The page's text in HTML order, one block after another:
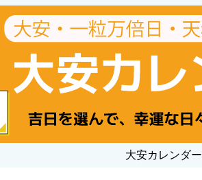
大安カレンダー